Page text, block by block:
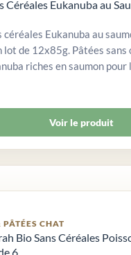
Céréales Eukanuba au
céréales Eukanuba au
lot de 12x85g. Pâtées sans
riches en saumon pour
Voir le produit
CHAT
Bio Sans Céréales
6